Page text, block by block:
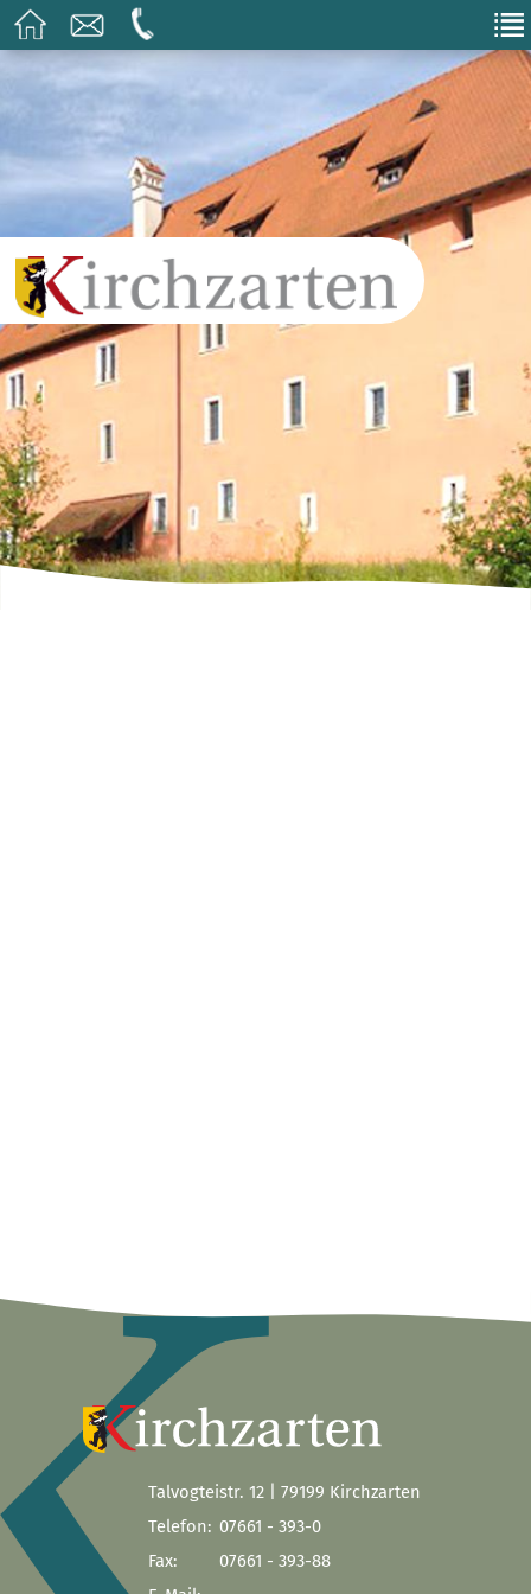
Talvogteistr. 12 | 79199 Kirchzarten
Telefon: 07661 - 393-0
Fax:
07661 - 393-88